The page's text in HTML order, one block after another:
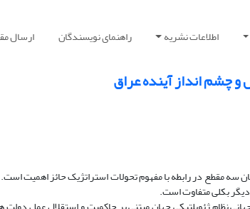
اطلاعات نشریه راهنمای نویسندگان ارسال
چشم انداز آینده عراق
سه مقطع در رابطه با مفهوم تحولات استراتژیک حائز اهمیت
بکلی متفاوت است.